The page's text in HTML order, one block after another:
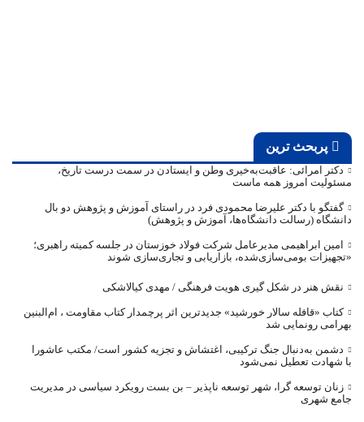
پربحث ترین
دکتر امرائی: عاقبت‌به‌خیری وطن و ایستادن در سمت درست تاریخ،
مسئولیت امروز همه ماست
گفتگو با دکتر علیرضا محمودی فرد در راستای آموزش و پژوهش دو بال
دانشگاه (رسالت دانشگاه‌ها، آموزش و پژوهش)
امین ابراهیمی مدیرعامل شرکت فولاد خوزستان در جلسه کمیته راهبری؛
«تجهیزات بومی‌سازی‌شده، بازاریابی و تجاری‌سازی شوند
نقش هنر در شکل گیری هویت فرهنگی / مهدی کیالاشکی
کتاب «قافله‌ سالار خورشید» جدیدترین اثر پرچمدار کتاب مقاومت ، ام‌البنین
بهرامی رونمایی شد
دشمن به‌دنبال جنگ ترکیبی، اغتشاش و تجزیه کشور است/ مکتب عاشورا
با شهادت تعطیل نمی‌شود
زنان توسعه گرا، شهر توسعه ناپذیر – بن بست رویکرد سیاسی در مدیریت
جامع شهری